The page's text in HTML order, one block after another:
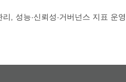
, 성능·신뢰성·거버넌스 지표 운영